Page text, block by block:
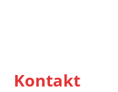
Kontakt